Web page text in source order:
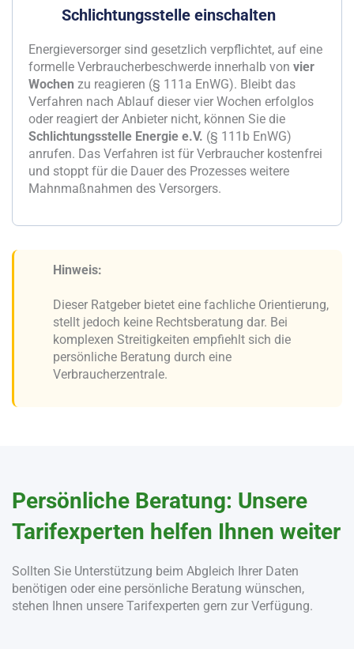
Schlichtungsstelle einschalten
Energieversorger sind gesetzlich verpflichtet, auf eine
formelle Verbraucherbeschwerde innerhalb von vier
Wochen zu reagieren (§ 111a EnWG). Bleibt das
Verfahren nach Ablauf dieser vier Wochen erfolglos
oder reagiert der Anbieter nicht, können Sie die
Schlichtungsstelle Energie e.V. (§ 111b EnWG)
anrufen. Das Verfahren ist für Verbraucher kostenfrei
und stoppt für die Dauer des Prozesses weitere
Mahnmaßnahmen des Versorgers.
Hinweis:
Dieser Ratgeber bietet eine fachliche Orientierung,
stellt jedoch keine Rechtsberatung dar. Bei
komplexen Streitigkeiten empfiehlt sich die
persönliche Beratung durch eine
Verbraucherzentrale.
Persönliche Beratung: Unsere
Tarifexperten helfen Ihnen weiter
Sollten Sie Unterstützung beim Abgleich Ihrer Daten
benötigen oder eine persönliche Beratung wünschen,
stehen Ihnen unsere Tarifexperten gern zur Verfügung.